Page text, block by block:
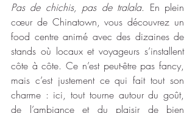
Pas de chichis, pas de tralala. En plein
cœur de Chinatown, vous découvrez un
food centre animé avec des dizaines de
stands où locaux et voyageurs s’installent
côte à côte. Ce n’est peut-être pas fancy,
mais c’est justement ce qui fait tout son
charme : ici, tout tourne autour du goût,
de l’ambiance et du plaisir de bien